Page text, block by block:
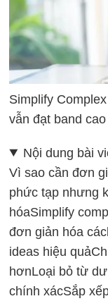
Simplify
vẫn đạt band cao
Nội dung bài
Vì sao cần đơn
phức tạp nhưng
hóaSimplify
đơn giản hóa
ideas hiệu quả
hơnLoại bỏ từ
chính xácSắp